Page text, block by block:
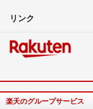
リンク
楽天のグループサービス